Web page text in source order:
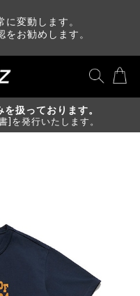
に変動します。
をお勧めします。
扱っております。
]を発行いたします。